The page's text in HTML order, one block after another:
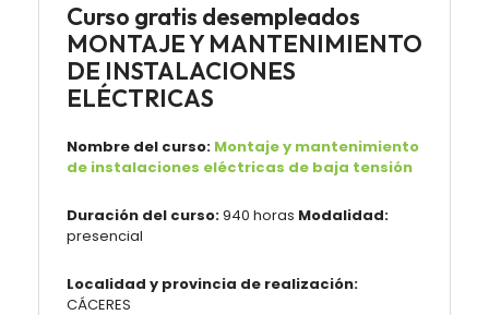
Curso gratis desempleados
MONTAJE Y MANTENIMIENTO
DE INSTALACIONES
ELÉCTRICAS
Nombre del curso: Montaje y mantenimiento
de instalaciones eléctricas de baja tensión
Duración del curso:940 horas Modalidad:
presencial
Localidad y provincia de realización:
CÁCERES